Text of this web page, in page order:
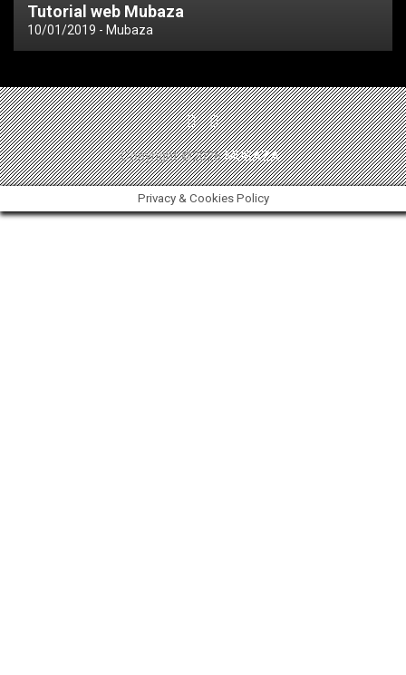
Tutorial web Mubaza
10/01/2019 Mubaza
Copyright ©2026MUBAZA
Privacy & Cookies Policy